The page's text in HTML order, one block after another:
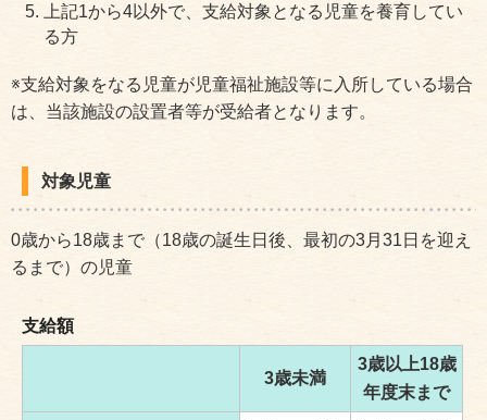
上記1から4以外で、支給対象となる児童を養育してい
る方
※支給対象をなる児童が児童福祉施設等に入所している場合
は、当該施設の設置者等が受給者となります。
対象児童
0歳から18歳まで（18歳の誕生日後、最初の3月31日を迎え
るまで）の児童
支給額
3歳未満
3歳以上18歳
年度末まで